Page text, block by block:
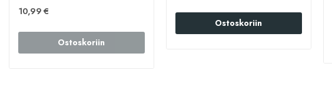
10,99 €
Ostoskoriin
Ostoskoriin